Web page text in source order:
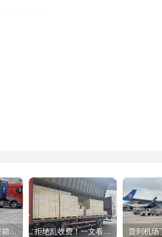
广州到美国海运拼箱多少钱？2024年最新运费构成+隐藏费用避坑指南 拒绝乱收费！一文看懂中国货代计费套路，教你避开所有隐形坑